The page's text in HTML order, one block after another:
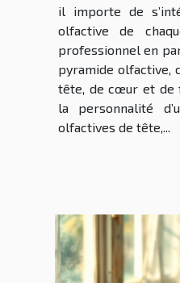
il importe de
olfactive de
professionnel en
pyramide olfactive,
tête, de cœur et de
la personnalité
olfactives de tête,...